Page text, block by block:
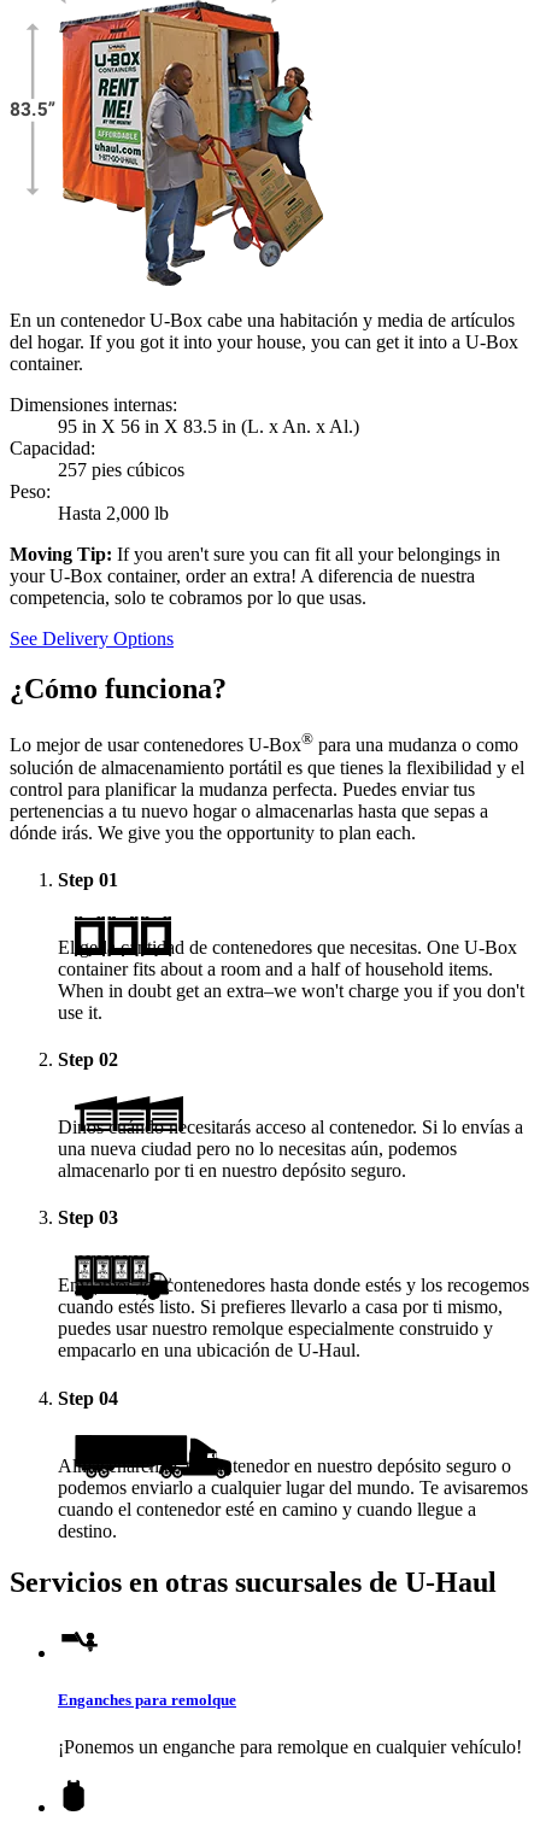
En un contenedor U-Box cabe una habitación y media de artículos
del hogar. If you got it into your house, you can get it into a U-Box
container.
Dimensiones internas:
95 in X 56 in X 83.5 in (L. x An. x Al.)
Capacidad:
257 pies cúbicos
Peso:
Hasta 2,000 lb
Moving Tip: If you aren't sure you can fit all your belongings in
yourU-Box container, order an extra! A diferencia de nuestra
competencia, solo te cobramos por lo que usas.
See Delivery Options
¿Cómo funciona?
Lo mejor de usar contenedores U-Box® para una mudanza o como
solución de almacenamiento portátil es que tienes la flexibilidad y el
control para planificar la mudanza perfecta. Puedes enviar tus
pertenencias a tu nuevo hogar o almacenarlas hasta que sepas a
dónde irás. We give you the opportunity to plan each.
Step 01
Elige la cantidad de contenedores que necesitas. One U-Box
container fits about a room and a half of household items.
When in doubt get an extra–we won't charge you if you don't
use it.
Step 02
Dinos cuándo necesitarás acceso al contenedor. Si lo envías a
una nueva ciudad pero no lo necesitas aún, podemos
almacenarlo por ti en nuestro depósito seguro.
Step 03
Enviamos los contenedores hasta donde estés y los recogemos
cuando estés listo. Si prefieres llevarlo a casa por ti mismo,
puedes usar nuestro remolque especialmente construido y
empacarlo en una ubicación de U-Haul.
Step 04
Almacenaremos tu contenedor en nuestro depósito seguro o
podemos enviarlo a cualquier lugar del mundo. Te avisaremos
cuando el contenedor esté en camino y cuando llegue a
destino.
Servicios en otras sucursales de U-Haul
Enganches para remolque
¡Ponemos un enganche para remolque en cualquier vehículo!